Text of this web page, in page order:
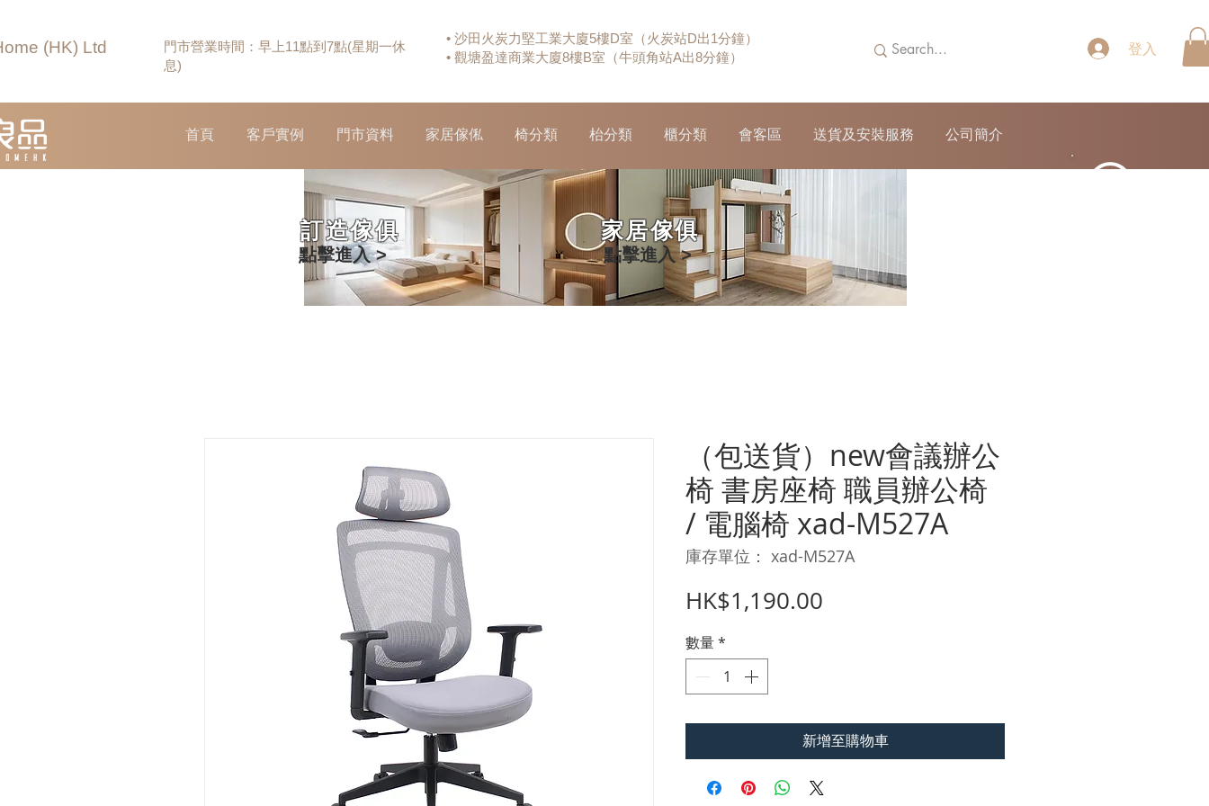
(HK) Ltd
門市營業時間：早上11點到7點(星期一休
息)
• 沙田火炭力堅工業大廈5樓D室（火炭站D出1分鐘）
• 觀塘盈達商業大廈8樓B室（牛頭角站A出8分鐘）
登入
首頁 客戶實例 門市資料 家居傢俬 椅分類 枱分類 櫃分類 會客區 送貨及安裝服務 公司簡介
訂造傢俱
點擊進入 >
家居傢俱
點擊進入 >
（包送貨）new會議辦公
椅 書房座椅 職員辦公椅
/ 電腦椅 xad-M527A
庫存單位： xad-M527A
HK$1,190.00
數量*
新增至購物車